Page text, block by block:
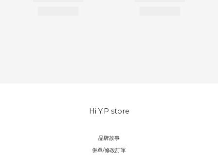
Hi Y.P store
品牌故事
併單/修改訂單